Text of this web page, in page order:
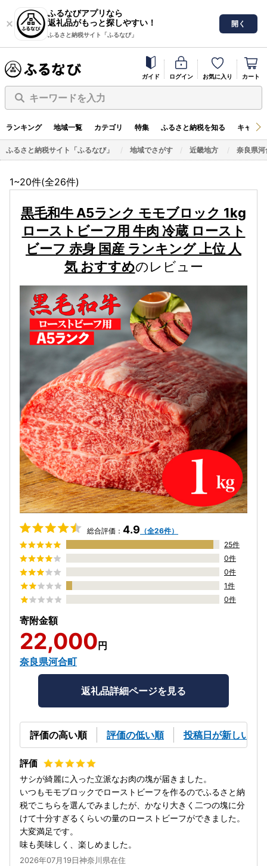
ふるなびアプリなら
返礼品がもっと探しやすい！
ふるさと納税サイト「ふるなび」
開く
ガイド ログイン お気に入り カート
キーワードを入力
ランキング 地域一覧 カテゴリ 特集 ふるさと納税を知る キャン
ふるさと納税サイト「ふるなび」 地域でさがす 近畿地方 奈良県河
1~20件(全26件)
黒毛和牛 A5ランク モモブロック 1kg
ローストビーフ用 牛肉 冷蔵 ロースト
ビーフ 赤身 国産 ランキング 上位 人
気 おすすめのレビュー
総合評価： 4.9 （全26件）
25件
0件
0件
1件
0件
寄附金額
22,000 円
奈良県河合町
返礼品詳細ページを見る
評価の高い順 評価の低い順 投稿日が新しい順
サシが綺麗に入った立派なお肉の塊が届きました。
いつもモモブロックでローストビーフを作るのでふるさと納
税でこちらを選んでみましたが、かなり大きく二つの塊に分
けて十分すぎるくらいの量のローストビーフができました。
大変満足です。
味も美味しく、楽しめました。
2026年07月19日神奈川県在住